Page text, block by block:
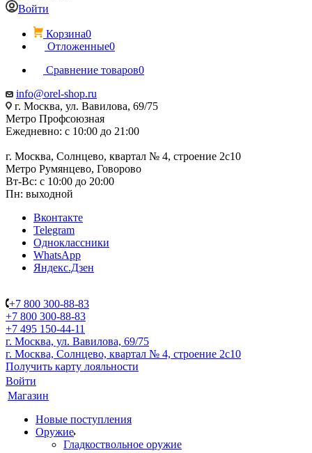
Войти
Корзина0
Отложенные0
Сравнение товаров0
info@orel-shop.ru
г. Москва, ул. Вавилова, 69/75
Метро Профсоюзная
Ежедневно: с 10:00 до 21:00
г. Москва, Солнцево, квартал № 4, строение 2с10
Метро Румянцево, Говорово
Вт-Вс: с 10:00 до 20:00
Пн: выходной
Вконтакте
Telegram
Одноклассники
WhatsApp
Яндекс.Дзен
+7 800 300-88-83
+7 800 300-88-83
+7 495 150-44-11
г. Москва, ул. Вавилова, 69/75
г. Москва, Солнцево, квартал № 4, строение 2с10
Получить карту лояльности
Войти
Магазин
Новые поступления
Оружие
Гладкоствольное оружие